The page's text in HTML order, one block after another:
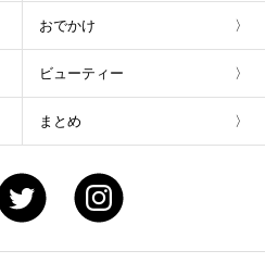
おでかけ
ビューティー
まとめ